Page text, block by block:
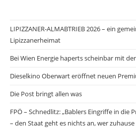
LIPIZZANER-ALMABTRIEB 2026 – ein
Lipizzanerheimat
Bei Wien Energie haperts scheinbar mit
Dieselkino Oberwart eröffnet neuen
Die Post bringt allen was
FPÖ – Schnedlitz: „Bablers Eingriffe in die
– den Staat geht es nichts an, wer